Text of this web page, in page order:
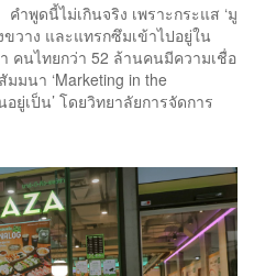
พูดนี้ไม่เกินจริง เพราะกระแส ‘มู
วาง และแทรกซึมเข้าไปอยู่ใน
คนไทยกว่า 52 ล้านคนมีความเชื่อ
มนา ‘Marketing in the
ยู่เป็น’ โดยวิทยาลัยการจัดการ